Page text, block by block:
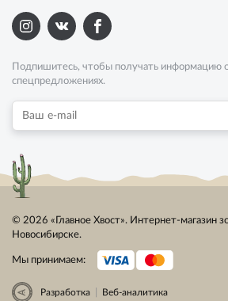
Подпишитесь, чтобы получать информацию
спецпредложениях.
© 2026 «Главное Хвост». Интернет-магазин
Новосибирске.
Мы принимаем:
Разработка Веб-аналитика